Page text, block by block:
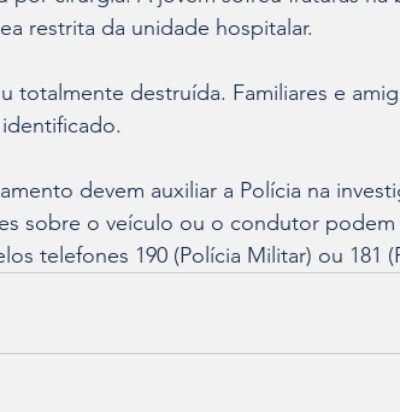
restrita da unidade hospitalar.
totalmente destruída. Familiares e
devem auxiliar a Polícia na
sobre o veículo ou o condutor
telefones 190 (Polícia Militar) ou 181